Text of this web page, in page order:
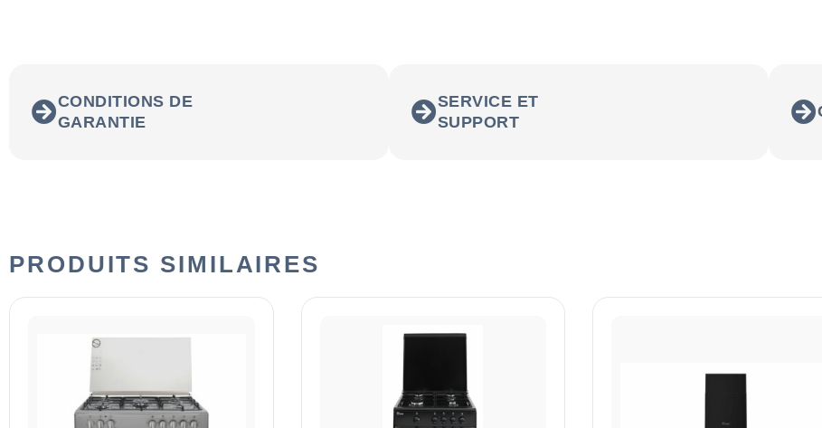
CONDITIONS DE
GARANTIE
SERVICE ET
SUPPORT
PRODUITS SIMILAIRES